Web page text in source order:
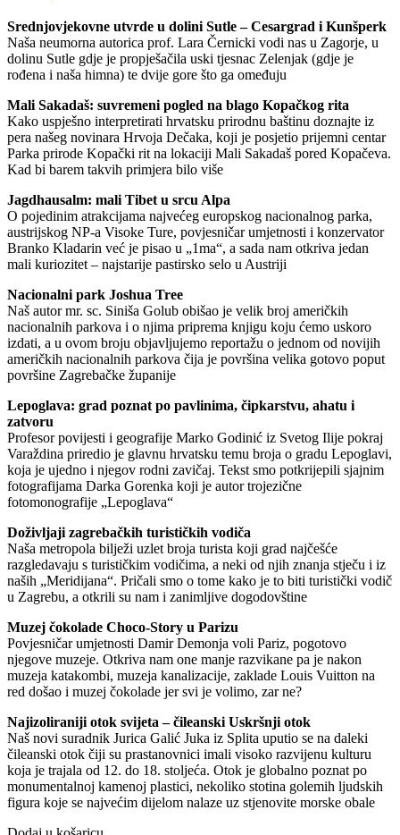
Srednjovjekovne utvrde u dolini Sutle – Cesargrad i Kunšperk
Naša neumorna autorica prof. Lara Černicki vodi nas u Zagorje, u
dolinu Sutle gdje je propješačila uski tjesnac Zelenjak (gdje je
rođena i naša himna) te dvije gore što ga omeđuju
Mali Sakadaš: suvremeni pogled na blago Kopačkog rita
Kako uspješno interpretirati hrvatsku prirodnu baštinu doznajte iz
pera našeg novinara Hrvoja Dečaka, koji je posjetio prijemni centar
Parka prirode Kopački rit na lokaciji Mali Sakadaš pored Kopačeva.
Kad bi barem takvih primjera bilo više
Jagdhausalm: mali Tibet u srcu Alpa
O pojedinim atrakcijama najvećeg europskog nacionalnog parka,
austrijskog NP-a Visoke Ture, povjesničar umjetnosti i konzervator
Branko Kladarin već je pisao u „1ma“, a sada nam otkriva jedan
mali kuriozitet – najstarije pastirsko selo u Austriji
Nacionalni park Joshua Tree
Naš autor mr. sc. Siniša Golub obišao je velik broj američkih
nacionalnih parkova i o njima priprema knjigu koju ćemo uskoro
izdati, a u ovom broju objavljujemo reportažu o jednom od novijih
američkih nacionalnih parkova čija je površina velika gotovo poput
površine Zagrebačke županije
Lepoglava: grad poznat po pavlinima, čipkarstvu, ahatu i
zatvoru
Profesor povijesti i geografije Marko Godinić iz Svetog Ilije pokraj
Varaždina priredio je glavnu hrvatsku temu broja o gradu Lepoglavi,
koja je ujedno i njegov rodni zavičaj. Tekst smo potkrijepili sjajnim
fotografijama Darka Gorenka koji je autor trojezične
fotomonografije „Lepoglava“
Doživljaji zagrebačkih turističkih vodiča
Naša metropola bilježi uzlet broja turista koji grad najčešće
razgledavaju s turističkim vodičima, a neki od njih znanja stječu i iz
naših „Meridijana“. Pričali smo o tome kako je to biti turistički vodič
u Zagrebu, a otkrili su nam i zanimljive dogodovštine
Muzej čokolade Choco-Story u Parizu
Povjesničar umjetnosti Damir Demonja voli Pariz, pogotovo
njegove muzeje. Otkriva nam one manje razvikane pa je nakon
muzeja katakombi, muzeja kanalizacije, zaklade Louis Vuitton na
red došao i muzej čokolade jer svi je volimo, zar ne?
Najizoliraniji otok svijeta – čileanski Uskršnji otok
Naš novi suradnik Jurica Galić Juka iz Splita uputio se na daleki
čileanski otok čiji su prastanovnici imali visoko razvijenu kulturu
koja je trajala od 12. do 18. stoljeća. Otok je globalno poznat po
monumentalnoj kamenoj plastici, nekoliko stotina golemih ljudskih
figura koje se najvećim dijelom nalaze uz stjenovite morske obale